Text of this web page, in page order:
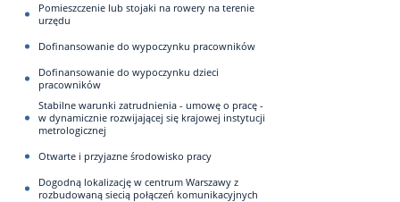
Pomieszczenie lub stojaki na rowery na terenie
urzędu
Dofinansowanie do wypoczynku pracowników
Dofinansowanie do wypoczynku dzieci
pracowników
Stabilne warunki zatrudnienia - umowę o pracę -
w dynamicznie rozwijającej się krajowej instytucji
metrologicznej
Otwarte i przyjazne środowisko pracy
Dogodną lokalizację w centrum Warszawy z
rozbudowaną siecią połączeń komunikacyjnych